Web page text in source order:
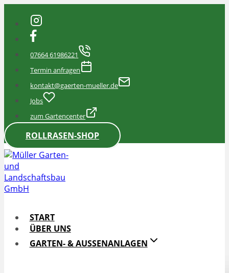
Inhalt
springen
07664 61986221
Termin anfragen
kontakt@gaerten-mueller.de
Jobs
zum Gartencenter
ROLLRASEN-SHOP
START
ÜBER UNS
GARTEN- & AUSSENANLAGEN